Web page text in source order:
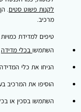
לקנות פשוט סטים.
מרכיב.
טיפים למדידת
השתמשו בכלי מדידה
הניחו את כלי
הוסיפו את המרכיב
השתמשו בסכין או